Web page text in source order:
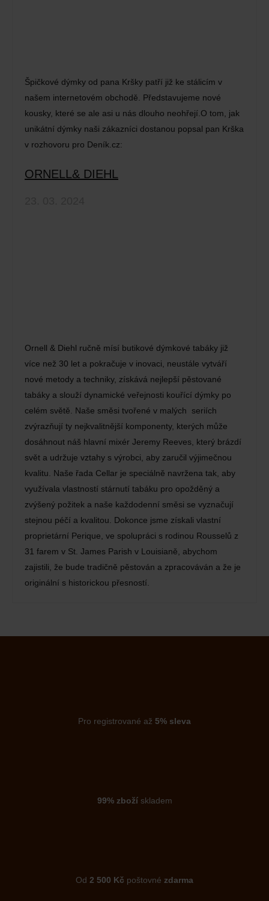
Špičkové dýmky od pana Kršky patří již ke stálicím v
našem internetovém obchodě. Představujeme nové
kousky, které se ale asi u nás dlouho neohřejí.O tom, jak
unikátní dýmky naši zákazníci dostanou popsal pan Krška
v rozhovoru pro Deník.cz:
ORNELL& DIEHL
Ornell & Diehl ručně mísí butikové dýmkové tabáky již
více než 30 let a pokračuje v inovaci, neustále vytváří
nové metody a techniky, získává nejlepší pěstované
tabáky a slouží dynamické veřejnosti kouřící dýmky po
celém světě. Naše směsi tvořené v malých seriích
zvýrazňují ty nejkvalitnější komponenty, kterých může
dosáhnout náš hlavní mixér Jeremy Reeves, který brázdí
svět a udržuje vztahy s výrobci, aby zaručil výjimečnou
kvalitu. Naše řada Cellar je speciálně navržena tak, aby
využívala vlastností stárnutí tabáku pro opožděný a
zvýšený požitek a naše každodenní směsi se vyznačují
stejnou péčí a kvalitou. Dokonce jsme získali vlastní
proprietární Perique, ve spolupráci s rodinou Rousselů z
31 farem v St. James Parish v Louisianě, abychom
zajistili, že bude tradičně pěstován a zpracováván a že je
originální s historickou přesností.
Pro registrované až 5% sleva
99% zbožískladem
Od 2 500 Kč poštovné zdarma